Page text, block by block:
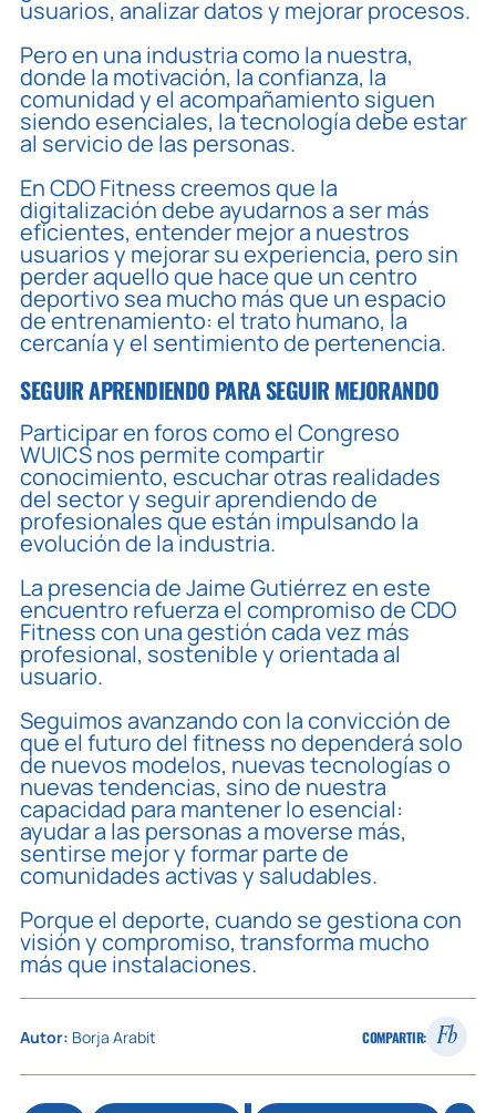
usuarios, analizar datos y mejorar procesos.
Pero en una industria como la nuestra,
donde la motivación, la confianza, la
comunidad y el acompañamiento siguen
siendo esenciales, la tecnología debe estar
al servicio de las personas.
En CDO Fitness creemos que la
digitalización debe ayudarnos a ser más
eficientes, entender mejor a nuestros
usuarios y mejorar su experiencia, pero sin
perder aquello que hace que un centro
deportivo sea mucho más que un espacio
de entrenamiento: el trato humano, la
cercanía y el sentimiento de pertenencia.
SEGUIR APRENDIENDO PARA SEGUIR MEJORANDO
Participar en foros como el Congreso
WUICS nos permite compartir
conocimiento, escuchar otras realidades
del sector y seguir aprendiendo de
profesionales que están impulsando la
evolución de la industria.
La presencia de Jaime Gutiérrez en este
encuentro refuerza el compromiso de CDO
Fitness con una gestión cada vez más
profesional, sostenible y orientada al
usuario.
Seguimos avanzando con la convicción de
que el futuro del fitness no dependerá solo
de nuevos modelos, nuevas tecnologías o
nuevas tendencias, sino de nuestra
capacidad para mantener lo esencial:
ayudar a las personas a moverse más,
sentirse mejor y formar parte de
comunidades activas y saludables.
Porque el deporte, cuando se gestiona con
visión y compromiso, transforma mucho
más que instalaciones.
Autor: Borja Arabit COMPARTIR: Fb